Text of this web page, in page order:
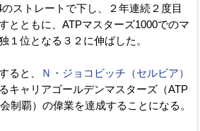
のストレートで下し、２年連続２度目
とともに、ATPマスターズ1000でのマ
１位となる３２に伸ばした。
ると、
Ｎ・ジョコビッチ（セルビア）
キャリアゴールデンマスターズ（ATP
制覇）の偉業を達成することになる。